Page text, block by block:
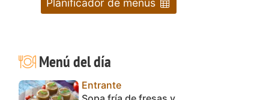
Menú del día
Entrante